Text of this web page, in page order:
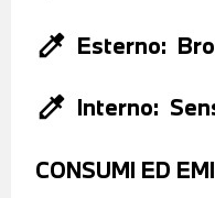
colorize Esterno:
colorize Interno:
CONSUMI ED